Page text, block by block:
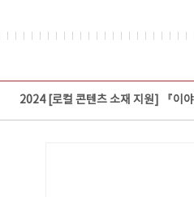
2024 [로컬 콘텐츠 소재 지원] 『이